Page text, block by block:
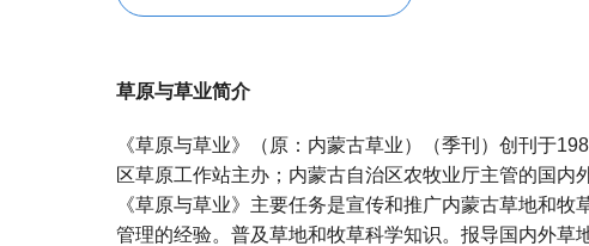
草原与草业简介
《草原与草业》（原：内蒙古草业）（季刊）创刊于
区草原工作站主办；内蒙古自治区农牧业厅主管的国内
《草原与草业》主要任务是宣传和推广内蒙古草地和
管理的经验。普及草地和牧草科学知识。报导国内外草